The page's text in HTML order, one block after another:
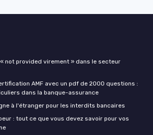
not provided virement » dans le secteur
AMF avec un pdf de 2000 questions :
dans la banque-assurance
à l'étranger pour les interdits bancaires
: tout ce que vous devez savoir pour vos